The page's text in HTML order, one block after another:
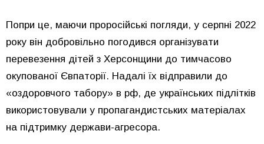
Попри це, маючи проросійські погляди, у серпні 2022
року він добровільно погодився організувати
перевезення дітей з Херсонщини до тимчасово
окупованої Євпаторії. Надалі їх відправили до
«оздоровчого табору» в рф, де українських підлітків
використовували у пропагандистських матеріалах
на підтримку держави-агресора.